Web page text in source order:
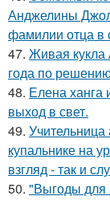
Анджелины
фамилии отца в
47. Живая кукла
года по
48. Елена ханга
выход в свет.
49. Учительница
купальнике на
взгляд - так и
50. "Выгоды для